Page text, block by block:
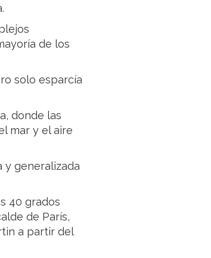
de los
solo esparcía
donde las
mar y el aire
y generalizada
40 grados
de París,
a partir del